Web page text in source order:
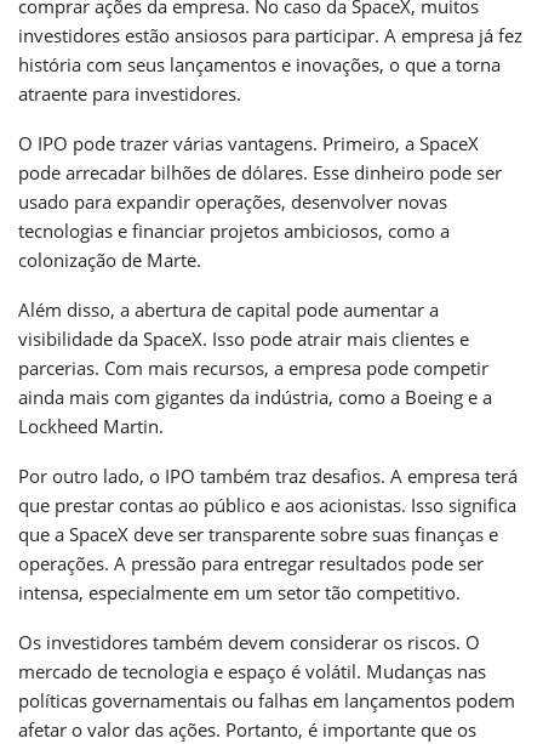
comprar ações da empresa. No caso da SpaceX, muitos
investidores estão ansiosos para participar. A empresa já fez
história com seus lançamentos e inovações, o que a torna
atraente para investidores.
O IPO pode trazer várias vantagens. Primeiro, a SpaceX
pode arrecadar bilhões de dólares. Esse dinheiro pode ser
usado para expandir operações, desenvolver novas
tecnologias e financiar projetos ambiciosos, como a
colonização de Marte.
Além disso, a abertura de capital pode aumentar a
visibilidade da SpaceX. Isso pode atrair mais clientes e
parcerias. Com mais recursos, a empresa pode competir
ainda mais com gigantes da indústria, como a Boeing e a
Lockheed Martin.
Por outro lado, o IPO também traz desafios. A empresa terá
que prestar contas ao público e aos acionistas. Isso significa
que a SpaceX deve ser transparente sobre suas finanças e
operações. A pressão para entregar resultados pode ser
intensa, especialmente em um setor tão competitivo.
Os investidores também devem considerar os riscos. O
mercado de tecnologia e espaço é volátil. Mudanças nas
políticas governamentais ou falhas em lançamentos podem
afetar o valor das ações. Portanto, é importante que os